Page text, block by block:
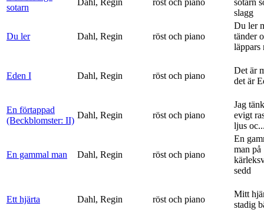
sotarn
slagg
Du ler Dahl, Regin röst och piano
Du ler
tänder
läppars
Eden I Dahl, Regin röst och piano
Det är
det är
En förtappad
(Beckblomster: II)
Dahl, Regin röst och piano
Jag
evigt
ljus
En gammal man Dahl, Regin röst och piano
En
man på
sedd
Ett hjärta Dahl, Regin röst och piano
Mitt
stadig